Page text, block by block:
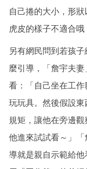
自己捲的大小，形狀
虎皮的樣子不適合哦
另有網民問到若孩
麼引導，「詹宇夫
看：「自己坐在工
玩玩具。然後假設
規矩，讓他在旁邊
他進來試試看～」
導就是親自示範給